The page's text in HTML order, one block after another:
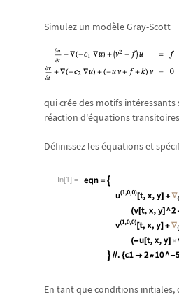
Simulez un modèle Gray-Scott
qui crée des motifs intéressants
réaction d'équations
Définissez leséquations et spé
In[1]:=
En tant que conditions initiales,